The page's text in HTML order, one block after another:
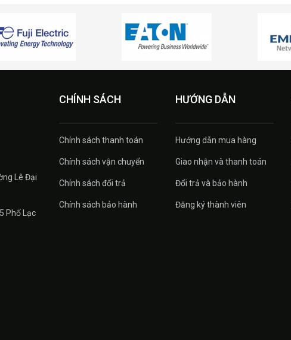
Lê Đại
Phố Lạc
CHÍNH SÁCH
Chính sách thanh toán
Chính sách vận chuyển
Chính sách đổi trả
Chính sách bảo hành
HƯỚNG DẪN
Hướng dẫn mua hàng
Giao nhận và thanh toán
Đổi trả và bảo hành
Đăng ký thành viên